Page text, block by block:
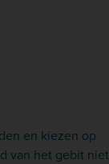
en kiezen op
van het gebit niet